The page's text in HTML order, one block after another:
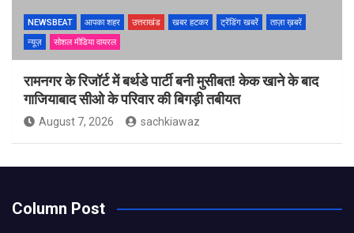
NEWSBEAT आपका शहर उत्तराखंड खबर हटकर ट्रेंडिंग खबरें
ताज़ा ख़बरें
न्यूज़
सोशल मीडिया वायरल
रामनगर के रिजॉर्ट में बर्थडे पार्टी बनी मुसीबत! केक खाने के बाद
गाजियाबाद सीओ के परिवार की बिगड़ी तबीयत
August 7, 2026 sachkiawaz
Column Post